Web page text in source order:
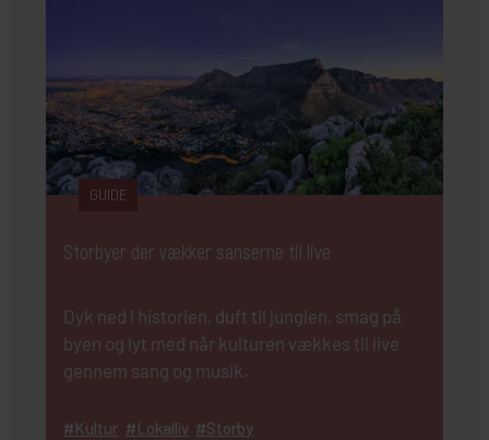
GUIDE
Storbyer der vækker sanserne til live
Dyk ned i historien, duft til junglen, smag på
byen og lyt med når kulturen vækkes til live
gennem sang og musik.
Kultur Lokalliv Storby